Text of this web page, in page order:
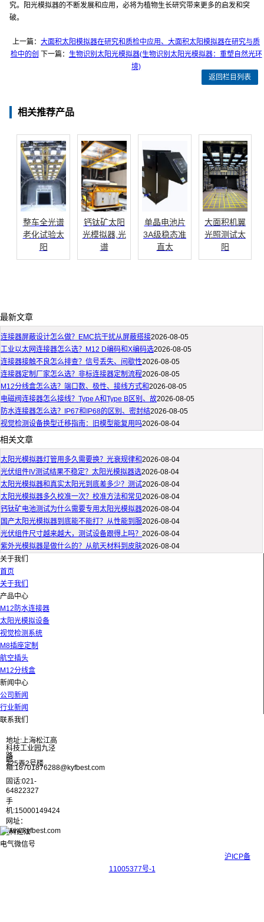
究。阳光模拟器的不断发展和应用，必将为植物生长研究带来更多的启发和突
破。
上一篇：大面积太阳模拟器在研究和质检中应用、大面积太阳模拟器在研究与质
检中的创
下一篇： 生物识别太阳光模拟器(生物识别太阳光模拟器：重塑自然光环
境)
返回栏目列表
相关推荐产品
整车全光谱
老化试验太
阳
钙钛矿太阳
光模拟器,光
谱
单晶电池片
3A级稳态准
直太
大面积机翼
光照测试太
阳
最新文章
连接器屏蔽设计怎么做？EMC抗干扰从屏蔽搭接2026-08-05
工业以太网连接器怎么选？M12 D编码和X编码选2026-08-05
连接器接触不良怎么排查？信号丢失、间歇性2026-08-05
连接器定制厂家怎么选？非标连接器定制流程2026-08-05
M12分线盒怎么选？端口数、极性、接线方式和2026-08-05
电磁阀连接器怎么接线？Type A和Type B区别、故2026-08-05
防水连接器怎么选？IP67和IP68的区别、密封结2026-08-05
视觉检测设备换型迁移指南：旧模型能复用吗2026-08-04
相关文章
太阳光模拟器灯管用多久需要换？光衰规律和2026-08-04
光伏组件IV测试结果不稳定？太阳光模拟器选2026-08-04
太阳光模拟器和真实太阳光到底差多少？测试2026-08-04
太阳光模拟器多久校准一次？校准方法和常见2026-08-04
钙钛矿电池测试为什么需要专用太阳光模拟器2026-08-04
国产太阳光模拟器到底能不能打？从性能到服2026-08-04
光伏组件尺寸越来越大，测试设备跟得上吗？ 2026-08-04
紫外光模拟器是做什么的？从航天材料到皮肤2026-08-04
关于我们
首页
关于我们
产品中心
M12防水连接器
太阳光模拟设备
视觉检测系统
M8插座定制
航空插头
M12分线盒
新闻中心
公司新闻
行业新闻
联系我们
地址:上海松江高
科技工业园九泾
路
325弄2号楼
邮
箱:18701876288@kyfbest.com
固话:021-
64822327
手
机:15000149424
网址：
www.kyfbest.com
沪ICP备
11005377号-1